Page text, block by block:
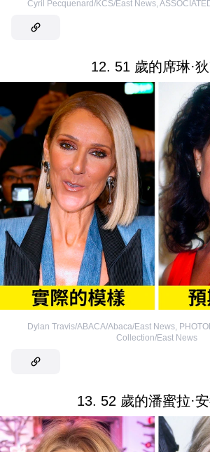
Cyril Pecquenard/KCS/East News,
12. 51 歲的席琳·
Dylan Travis/ABACA/Abaca/East News,
Collection/East News
13. 52 歲的潘蜜拉·